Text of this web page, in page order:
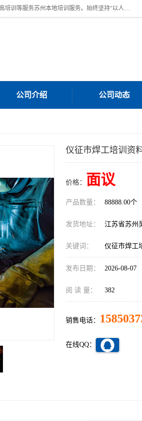
苏州宏远特种作业人员培训，提供：叉车培训、电焊工培训、电工培训、起重机培训、电梯培训、登高培训等服务苏州本地培训服务。始终坚持“以人为本，质量立校”的办学思想，以培养社会应用型人才为己任，明码收费，诚实守信，中途不收任何费用。随到随学，学会为止，一期未学会者免费再学，直到学会为止。
公司介绍 公司动态
仪征市焊工培训资
价格： 面议
产品数量： 88888.00个
发货地址： 江苏省苏州
关键词： 仪征市焊工
发布日期： 2026-08-07
阅 读 量： 382
销售电话：
在线QQ：